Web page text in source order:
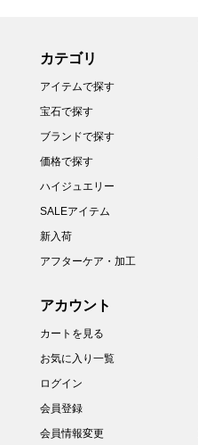
カテゴリ
アイテムで探す
宝石で探す
ブランドで探す
価格で探す
ハイジュエリー
SALEアイテム
新入荷
アフターケア・加工
アカウント
カートを見る
お気に入り一覧
ログイン
会員登録
会員情報変更